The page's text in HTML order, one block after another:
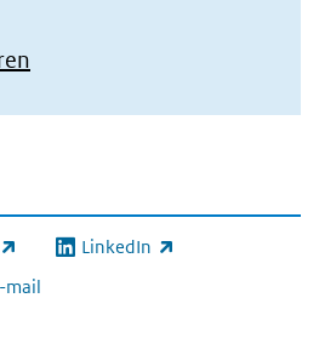
link) LinkedIn
(externe link)
mail